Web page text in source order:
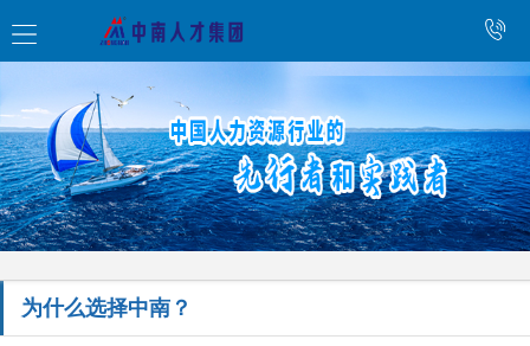
为什么选择中南？